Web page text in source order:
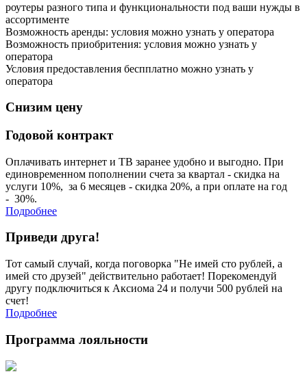
роутеры разного типа и функциональности под ваши нужды в
ассортименте
Возможность аренды: условия можно узнать у оператора
Возможность приобритения: условия можно узнать у
оператора
Условия предоставления беспплатно можно узнать у
оператора
Снизим цену
Годовой контракт
Оплачивать интернет и ТВ заранее удобно и выгодно. При
единовременном пополнении счета за квартал - скидка на
услуги 10%, за 6 месяцев - скидка 20%, а при оплате на год
- 30%.
Подробнее
Приведи друга!
Тот самый случай, когда поговорка "Не имей сто рублей, а
имей сто друзей" действительно работает! Порекомендуй
другу подключиться к Аксиома 24 и получи 500 рублей на
счет!
Подробнее
Программа лояльности